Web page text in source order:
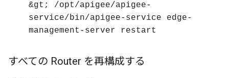
&gt; /opt/apigee/apigee-
service/bin/apigee-service edge-
management-server restart
すべての Router を再構成する